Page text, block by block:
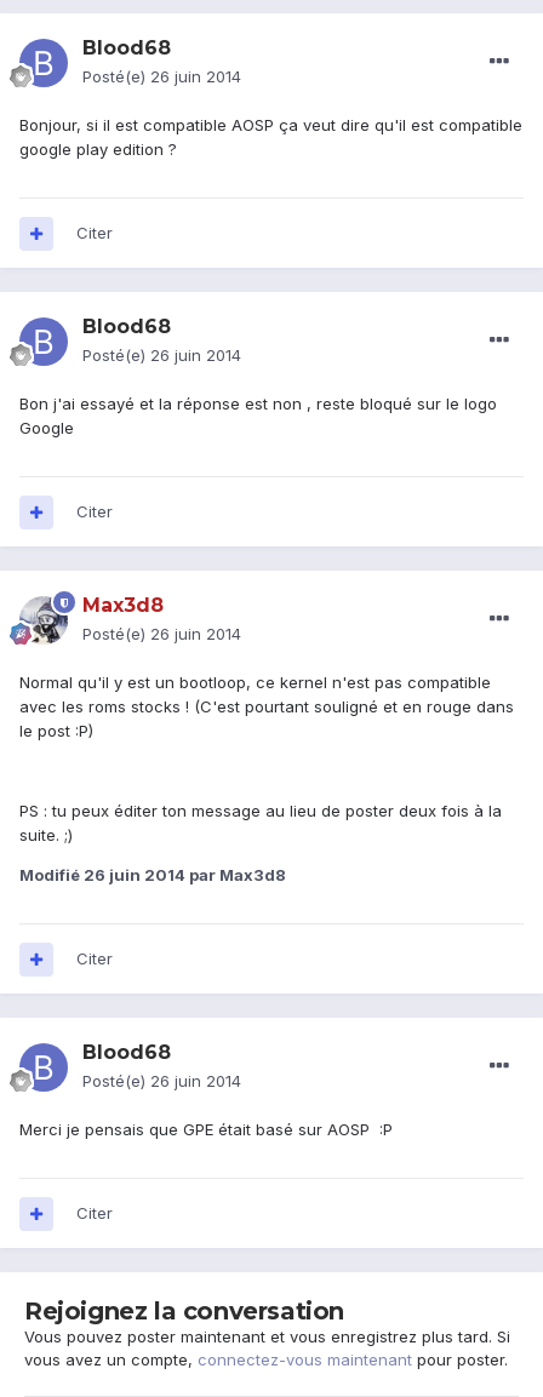
Blood68
Posté(e) 26 juin 2014
Bonjour, si il est compatible AOSP ça veut dire qu'il est compatible
google play edition ?
Citer
Blood68
Posté(e) 26 juin 2014
Bon j'ai essayé et la réponse est non , reste bloqué sur le logo
Google
Citer
Max3d8
Posté(e) 26 juin 2014
Normal qu'il y est un bootloop, ce kernel n'est pas compatible
avec les roms stocks ! (C'est pourtant souligné et en rouge dans
le post :P)
PS : tu peux éditer ton message au lieu de poster deux fois à la
suite. ;)
Modifié 26 juin 2014 par Max3d8
Citer
Blood68
Posté(e) 26 juin 2014
Merci je pensais que GPE était basé sur AOSP :P
Citer
Rejoignez la conversation
Vous pouvez poster maintenant et vous enregistrez plus tard. Si
vous avez un compte, connectez-vous maintenant pour poster.